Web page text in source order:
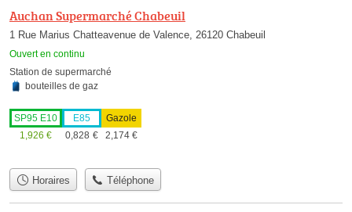
Auchan Supermarché Chabeuil
1 Rue Marius Chatteavenue de Valence, 26120 Chabeuil
Ouvert en continu
Station de supermarché
bouteilles de gaz
SP95 E10
1,926 €
E85
0,828 €
Gazole
2,174 €
Horaires Téléphone